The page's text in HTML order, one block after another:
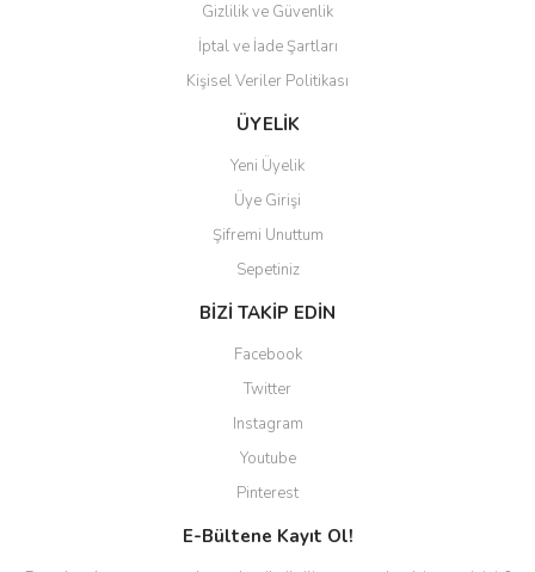
Gizlilik ve Güvenlik
İptal ve İade Şartları
Kişisel Veriler Politikası
ÜYELİK
Yeni Üyelik
Üye Girişi
Şifremi Unuttum
Sepetiniz
BİZİ TAKİP EDİN
Facebook
Twitter
Instagram
Youtube
Pinterest
E-Bültene Kayıt Ol!